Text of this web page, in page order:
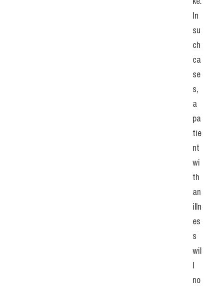
In
su
ch
ca
se
s,
a
pa
tie
nt
wi
th
an
illn
es
s
wil
l
no